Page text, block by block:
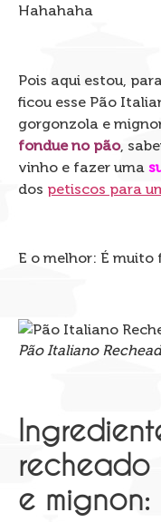
Hahahaha
Pois aqui estou,
ficou esse Pão
gorgonzola e
fondue no pão,
vinho e fazer uma
dos petiscos para
E o melhor: É
Pão Italiano
e mignon: